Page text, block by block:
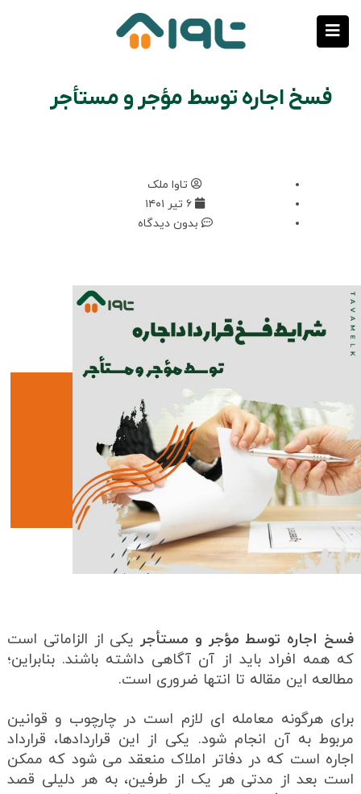
فسخ اجاره توسط مؤجر و مستأجر
تاوا ملک
۶ تیر ۱۴۰۱
بدون دیدگاه
فسخ اجاره توسط مؤجر و مستأجر یکی از الزاماتی است
که همه افراد باید از آن آگاهی داشته باشند. بنابراین؛
مطالعه این مقاله تا انتها ضروری است.
برای هرگونه معامله ای لازم است در چارچوب و قوانین
مربوط به آن انجام شود. یکی از این قراردادها، قرارداد
اجاره است که در دفاتر املاک منعقد می شود که ممکن
است بعد از مدتی هر یک از طرفین، به هر دلیلی قصد